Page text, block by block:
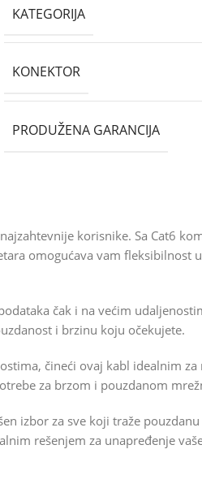
KATEGORIJA
KONEKTOR
PRODUŽENA GARANCIJA
korisnike. Sa Cat6
omogućava vam fleksibilnost
čak i na većim
i brzinu koju očekujete.
čineći ovaj kabl idealnim za
za brzom i pouzdanom
izbor za sve koji traže
rešenjem za unapređenje